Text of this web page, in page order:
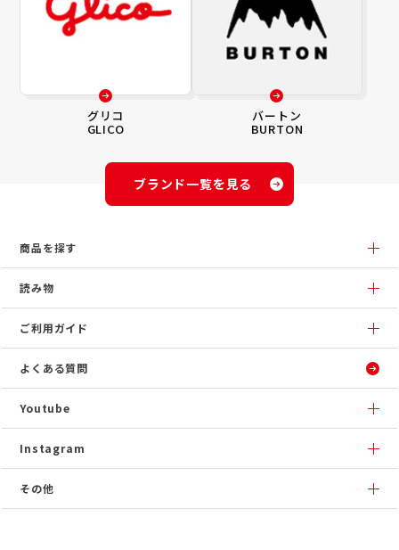
グリコ
GLICO
バートン
BURTON
ブランド一覧を見る
商品を探す
読み物
ご利用ガイド
よくある質問
Youtube
Instagram
その他